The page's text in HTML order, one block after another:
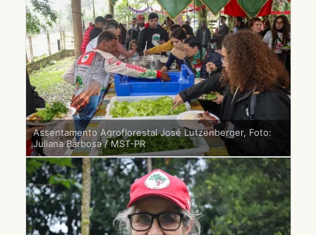
Assentamento Agroflorestal José Lutzenberger, Foto:
Juliana Barbosa / MST-PR